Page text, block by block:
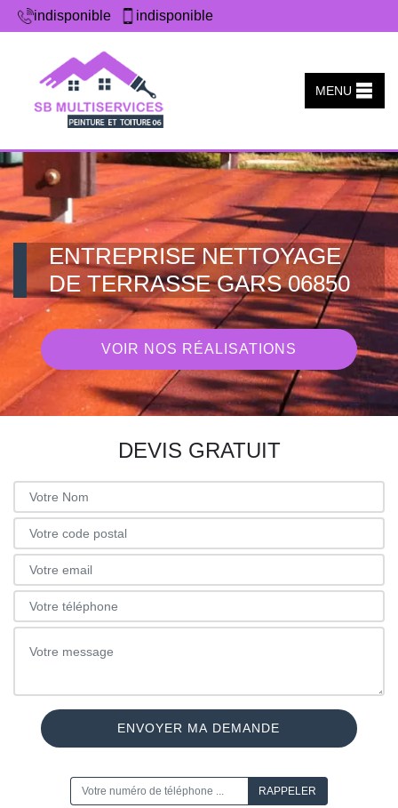
indisponible indisponible
MENU
ENTREPRISE NETTOYAGE
DE TERRASSE GARS 06850
VOIR NOS RÉALISATIONS
DEVIS GRATUIT